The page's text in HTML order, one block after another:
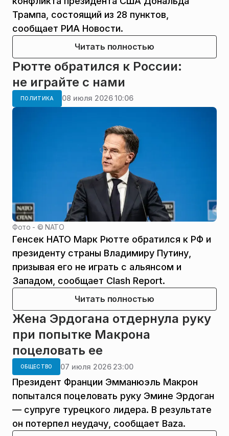
Трампа, состоящий из 28 пунктов,
сообщает РИА Новости.
Читать полностью
Рютте обратился к России:
не играйте с нами
ПОЛИТИКА 08 июля 2026 10:06
Фото - ©NATO
Генсек НАТО Марк Рютте обратился к РФ и
президенту страны Владимиру Путину,
призывая его не играть с альянсом и
Западом, сообщает Clash Report.
Читать полностью
Жена Эрдогана отдернула руку
при попытке Макрона
поцеловать ее
ОБЩЕСТВО 07 июля 2026 23:00
Президент Франции Эмманюэль Макрон
попытался поцеловать руку Эмине Эрдоган
— супруге турецкого лидера. В результате
он потерпел неудачу, сообщает Baza.